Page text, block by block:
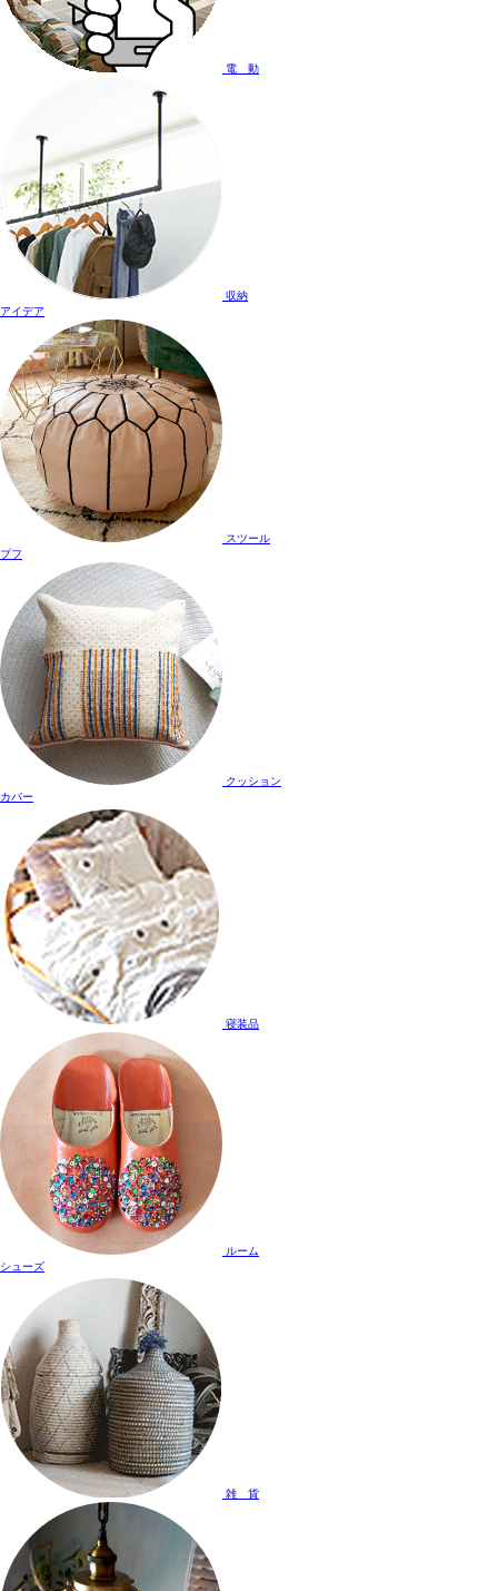
電 動
収納
アイデア
スツール
プフ
クッション
カバー
寝装品
ルーム
シューズ
雑 貨